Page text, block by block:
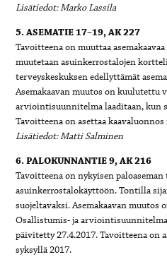
Lisätiedot: Marko Lassila
5. ASEMATIE 17–19, AK 227
Tavoitteena on muuttaa
muutetaan asuinkerrostalojen
terveyskeskuksen edellyttämät
Asemakaavan muutos on kuulutettu
arviointisuunnitelma laaditaan, kun
Tavoitteena on asettaa
Lisätiedot: Matti Salminen
6. PALOKUNNANTIE 9, AK 216
Tavoitteena on nykyisen
asuinkerrostalokäyttöön. Tontilla
suojeltavaksi. Asemakaavan
Osallistumis- ja
päivitetty 27.4.2017. Tavoitteena on
syksyllä 2017.